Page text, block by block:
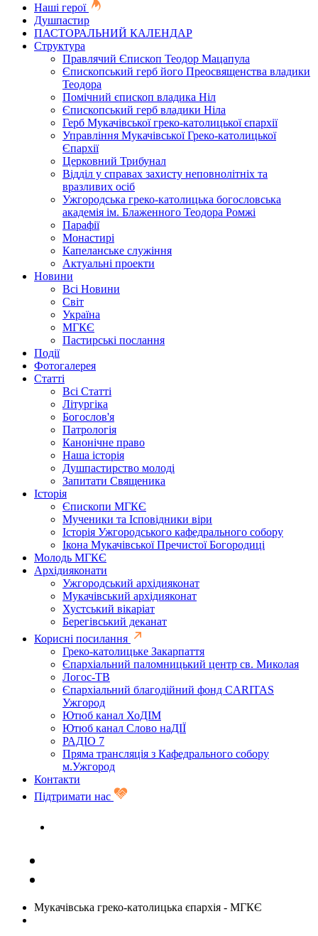
Наші герої
Душпастир
ПАСТОРАЛЬНИЙ КАЛЕНДАР
Структура
Правлячий Єпископ Теодор Мацапула
Єпископський герб його Преосвященства владики
Теодора
Помічний єпископ владика Ніл
Єпископський герб владики Ніла
Герб Мукачівської греко-католицької єпархії
Управління Мукачівської Греко-католицької
Єпархії
Церковний Трибунал
Відділ у справах захисту неповнолітніх та
вразливих осіб
Ужгородська греко-католицька богословська
академія ім. Блаженного Теодора Ромжі
Парафії
Монастирі
Капеланське служіння
Актуальні проекти
Новини
Всі Новини
Світ
Україна
МГКЄ
Пастирські послання
Події
Фотогалерея
Статті
Всі Статті
Літургіка
Богослов'я
Патрологія
Канонічне право
Наша історія
Душпастирство молоді
Запитати Священика
Історія
Єпископи МГКЄ
Мученики та Ісповідники віри
Історія Ужгородського кафедрального собору
Ікона Мукачівської Пречистої Богородиці
Молодь МГКЄ
Архідияконати
Ужгородський архідияконат
Мукачівський архідияконат
Хустський вікаріат
Берегівський деканат
Корисні посилання
Греко-католицьке Закарпаття
Єпархіальний паломницький центр св. Миколая
Логос-ТВ
Єпархіальний благодійний фонд CARITAS
Ужгород
Ютюб канал ХоДІМ
Ютюб канал Слово наДІЇ
РАДІО 7
Пряма трансляція з Кафедрального собору
м.Ужгород
Контакти
Підтримати нас
Мукачівська греко-католицька єпархія - МГКЄ